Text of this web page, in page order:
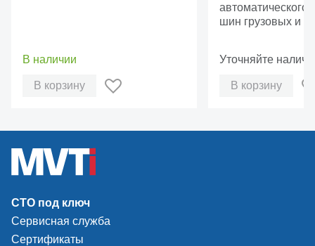
В наличии
В корзину
автомобильных
Pro-10
автоматического
шин грузовых и
Уточняйте
В корзину
СТО под ключ
Сервисная служба
Сертификаты